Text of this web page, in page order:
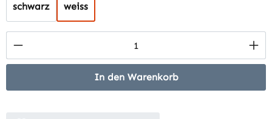
schwarz weiss
Produkt Anzahl: Gib den gewünschten
In den Warenkorb